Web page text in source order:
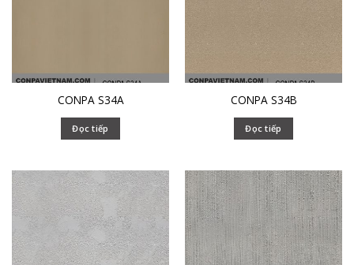
CONPA S34A
Đọc tiếp
CONPA S34B
Đọc tiếp